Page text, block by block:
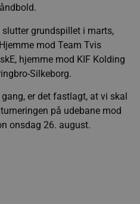
grundspillet i marts,
mod Team Tvis
hjemme mod KIF Kolding
Silkeborg.
er det fastlagt, at vi skal
på udebane mod
onsdag 26. august.